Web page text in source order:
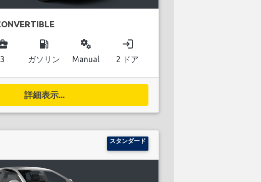
3
local_gas_station
ガソリン
miscellaneous_services
Manual
login
2 ドア
詳細表示...
スタンダード